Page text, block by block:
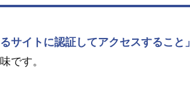
るサイトに認証してアクセスすること」
です。